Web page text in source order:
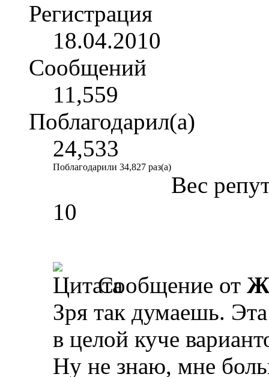
Регистрация
18.04.2010
Сообщений
11,559
Поблагодарил(а)
24,533
Поблагодарили 34,827 раз(а)
Вес
10
Сообщение от
Зря так думаешь.
в целой куче
Ну не знаю, мне